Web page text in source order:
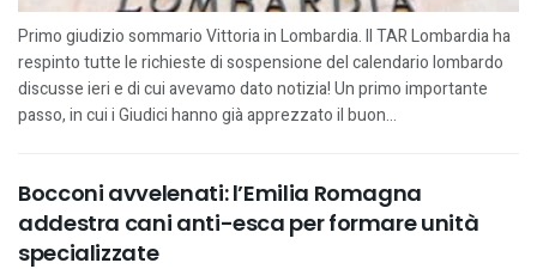
Primo giudizio sommario Vittoria in Lombardia. Il TAR Lombardia ha
respinto tutte le richieste di sospensione del calendario lombardo
discusse ieri e di cui avevamo dato notizia! Un primo importante
passo, in cui i Giudici hanno già apprezzato il buon...
Bocconi avvelenati: l’Emilia Romagna
addestra cani anti-esca per formare unità
specializzate